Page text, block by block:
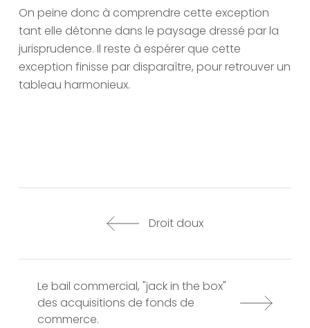
On peine donc à comprendre cette exception
tant elle détonne dans le paysage dressé par la
jurisprudence. Il reste à espérer que cette
exception finisse par disparaître, pour retrouver un
tableau harmonieux.
Droit doux
Le bail commercial, "jack in the box"
des acquisitions de fonds de
commerce.